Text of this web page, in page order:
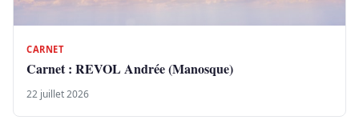
CARNET
Carnet : REVOL Andrée (Manosque)
22 juillet 2026